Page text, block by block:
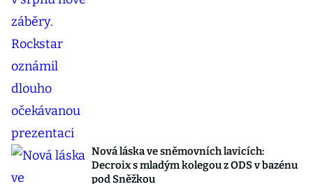
Nová láska ve sněmovních lavicích:
Decroix s mladým kolegou z ODS v bazénu
pod Sněžkou